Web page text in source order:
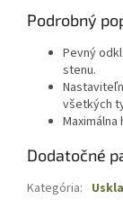
Podrobný
Pevný
stenu.
všetkých
Dodatočné
Kategória: